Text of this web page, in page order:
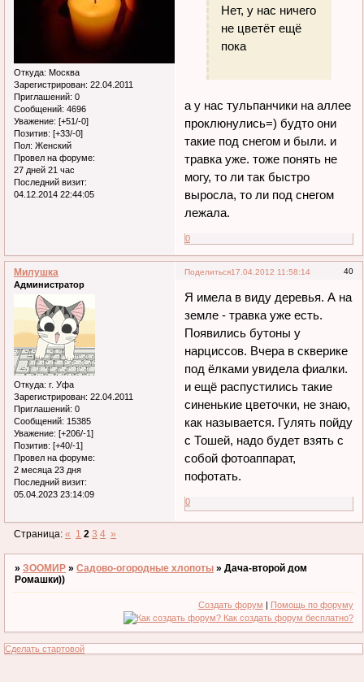
Откуда: Москва
Зарегистрирован: 22.04.2011
Приглашений: 0
Сообщений: 4696
Уважение: [+51/-0]
Позитив: [+33/-0]
Пол: Женский
Провел на форуме:
27 дней 21 час
Последний визит:
04.12.2014 22:44:05
Нет, у нас ничего
не цветёт ещё
пока
а у нас тульпанчики на аллее
проклюнулись=) будто они
такие под снегом и были. и
травка уже. тоже понять не
могу, то ли так быстро
выросла, то ли под снегом
лежала.
0
Поделиться 40
17.04.2012 11:58:14
Милушка
Администратор
Откуда: г. Уфа
Зарегистрирован: 22.04.2011
Приглашений: 0
Сообщений: 15385
Уважение: [+206/-1]
Позитив: [+40/-1]
Провел на форуме:
2 месяца 23 дня
Последний визит:
05.04.2023 23:14:09
Я имела в виду деревья. А на
земле - травка уже есть.
Появились бутоны у
нарциссов. Вчера в скверике
под ёлками увидела фиалки.
и ещё распустились такие
синенькие цветочки, не знаю,
как называется. Гулять пойду
с Тошей, надо будет взять с
собой фотоаппарат,
пофотать.
0
Страница:« 1 2 3 4 »
»ЗООМИР »Садово-огородные хлопоты »Дача-второй дом
Ромашки))
Создать форум Помощь по форуму
Сделать стартовой